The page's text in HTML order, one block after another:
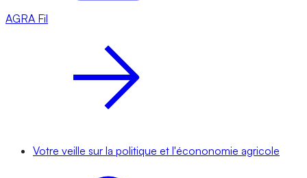
AGRA Fil
Votre veille sur la politique et l'écononomie agricole